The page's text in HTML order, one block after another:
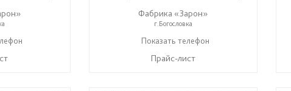
66
Фабрика «Зарон»
г.Богословка
+7 (8412) 21-50-66
Показать телефон
Прайс-лист